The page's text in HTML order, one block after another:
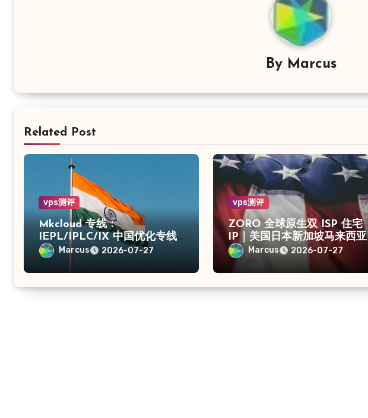
By Marcus
Related Post
vps测评
Mkcloud 专线：
IEPL/IPLC/IX 中国优化专线
｜广港/沪港/沪日/沪美/福港
高防/上海CN2｜入口出口独享
IP
Marcus 2026-07-27
vps测评
ZORO 全球原生双 ISP 住宅
IP｜美国日本新加坡马来西亚
印尼英国德国香港｜独享静态
IPv4
Marcus 2026-07-27